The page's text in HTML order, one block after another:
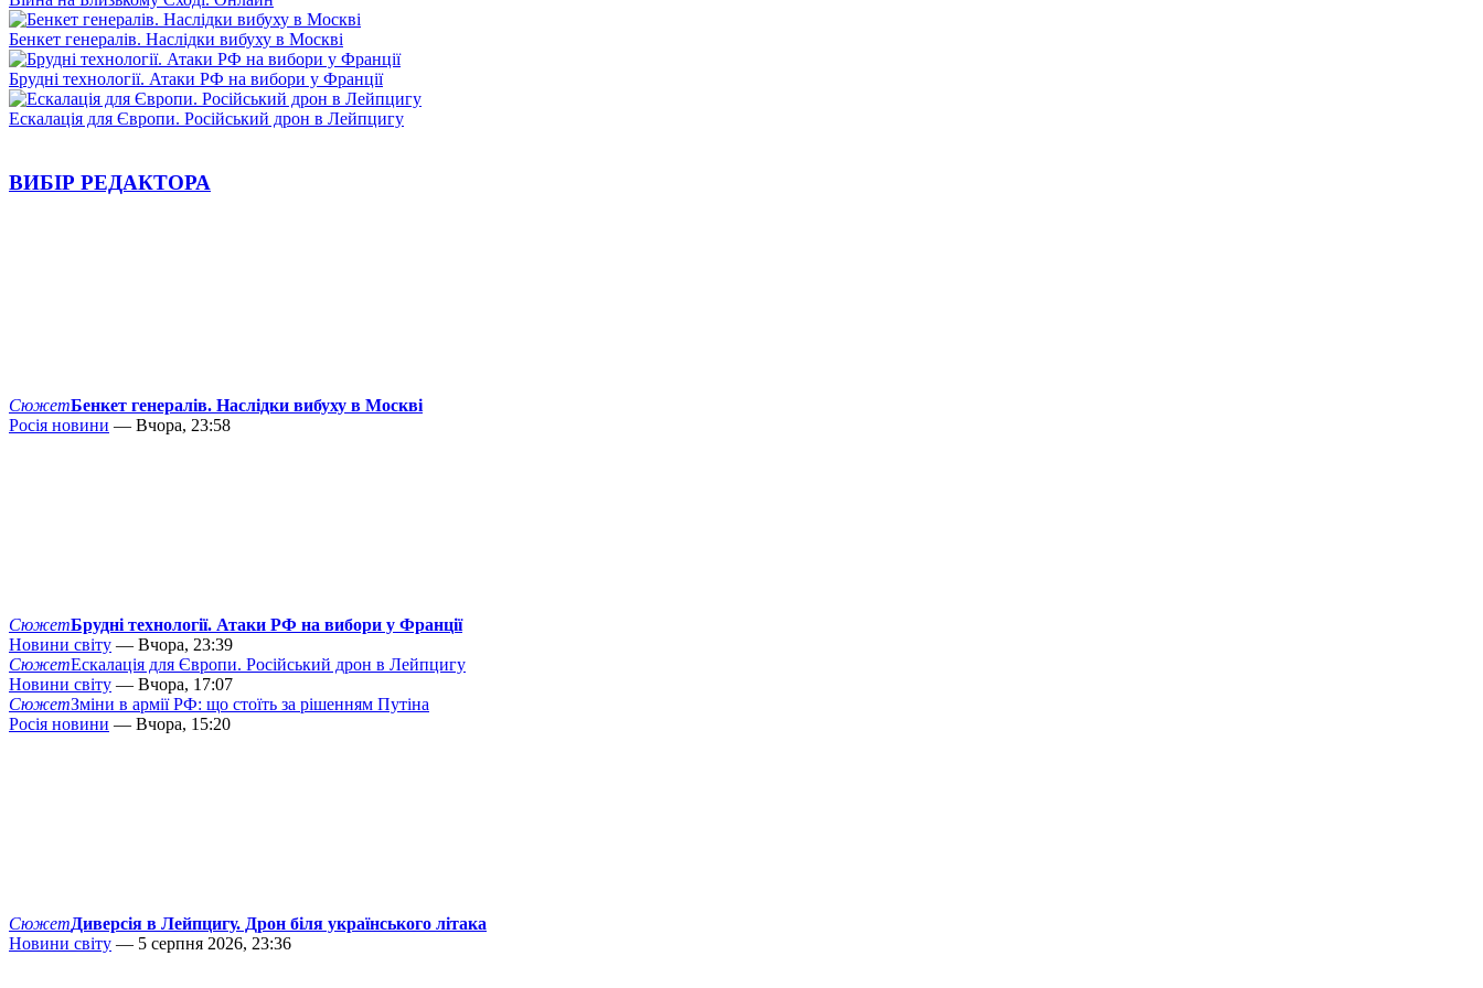
Бенкет генералів. Наслідки вибуху в Москві
Брудні технології. Атаки РФ на вибори у Франції
Ескалація для Європи. Російський дрон в Лейпцигу
ВИБІР РЕДАКТОРА
СюжетБенкет генералів. Наслідки вибуху в Москві
Росія новини — Вчора, 23:58
СюжетБрудні технології. Атаки РФ на вибори у Франції
Новини світу — Вчора, 23:39
СюжетЕскалація для Європи. Російський дрон в Лейпцигу
Новини світу — Вчора, 17:07
СюжетЗміни в армії РФ: що стоїть за рішенням Путіна
Росія новини — Вчора, 15:20
СюжетДиверсія в Лейпцигу. Дрон біля українського літака
Новини світу — 5 серпня 2026, 23:36